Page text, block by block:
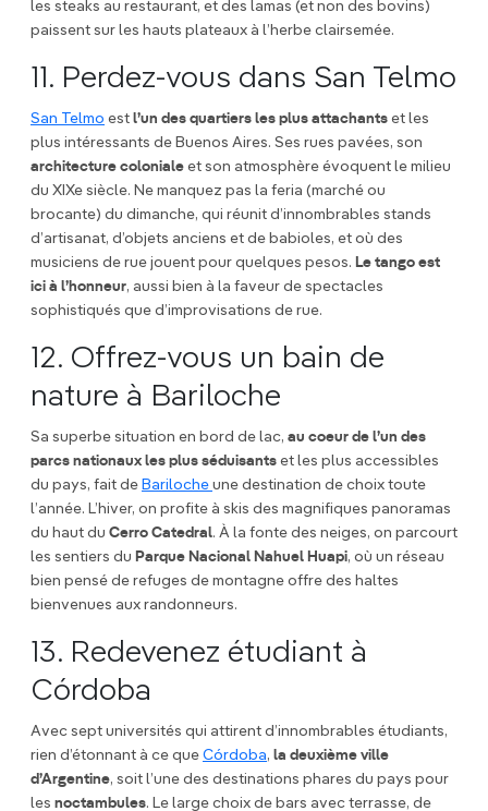
les steaks au restaurant, et des lamas (et non des bovins)
paissent sur les hauts plateaux à l’herbe clairsemée.
11. Perdez-vous dans San Telmo
San Telmo est l’un des quartiers les plus attachants et les
plus intéressants de Buenos Aires. Ses rues pavées, son
architecture coloniale et son atmosphère évoquent le milieu
du XIXe siècle. Ne manquez pas la feria (marché ou
brocante) du dimanche, qui réunit d’innombrables stands
d’artisanat, d’objets anciens et de babioles, et où des
musiciens de rue jouent pour quelques pesos. Le tango est
ici à l’honneur, aussi bien à la faveur de spectacles
sophistiqués que d’improvisations de rue.
12. Offrez-vous un bain de
nature à Bariloche
Sa superbe situation en bord de lac, au coeur de l’un des
parcs nationaux les plus séduisants et les plus accessibles
du pays, fait de Bariloche une destination de choix toute
l’année. L’hiver, on profite à skis des magnifiques panoramas
du haut du Cerro Catedral. À la fonte des neiges, on parcourt
les sentiers du Parque Nacional Nahuel Huapi, où un réseau
bien pensé de refuges de montagne offre des haltes
bienvenues aux randonneurs.
13. Redevenez étudiant à
Córdoba
Avec sept universités qui attirent d’innombrables étudiants,
rien d’étonnant à ce que Córdoba, la deuxième ville
d’Argentine, soit l’une des destinations phares du pays pour
les noctambules. Le large choix de bars avec terrasse, de